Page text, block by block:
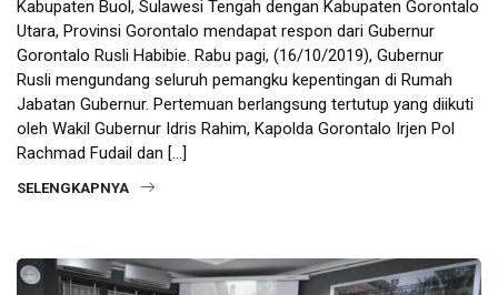
Kabupaten Buol, Sulawesi Tengah dengan Kabupaten Gorontalo
Utara, Provinsi Gorontalo mendapat respon dari Gubernur
Gorontalo Rusli Habibie. Rabu pagi, (16/10/2019), Gubernur
Rusli mengundang seluruh pemangku kepentingan di Rumah
Jabatan Gubernur. Pertemuan berlangsung tertutup yang diikuti
oleh Wakil Gubernur Idris Rahim, Kapolda Gorontalo Irjen Pol
Rachmad Fudail dan […]
SELENGKAPNYA